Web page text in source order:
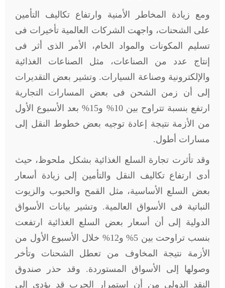
ومع زيادة المخاطر الأمنية وارتفاع تكاليف التأمين
على الشحنات، واجهت الشركات العالمية تأخيرات فى
تسليم المكونات والمواد الخام، الأمر الذى أثر فى
إنتاج عدد من الصناعات، مثل الصناعات الغذائية
والإلكترونية وصناعة السيارات. وتشير بعض التقديرات
إلى أن زمن الشحن فى بعض المسارات التجارية
ارتفع بنسبة تتراوح بين 10% و15% بعد الأسبوع الأول
من الأزمة نتيجة إعادة توجيه بعض خطوط النقل إلى
مسارات أطول.
وقد تأثرت تجارة السلع الغذائية بشكل ملحوظ، حيث
أدى ارتفاع تكاليف النقل والتأمين إلى زيادة أسعار
بعض السلع الأساسية، مثل القمح والحبوب والزيوت
النباتية فى الأسواق العالمية. وتشير بيانات الأسواق
الدولية إلى أن أسعار بعض السلع الغذائية ارتفعت
بنسب تراوحت بين 5% و12% خلال الأسبوع الأول من
الأزمة نتيجة المخاوف من تعطل الشحنات وتأخر
وصولها إلى الأسواق المستوردة. وقد حذر صندوق
النقد الدولى من أن استمرار الحرب قد يؤدى إلى